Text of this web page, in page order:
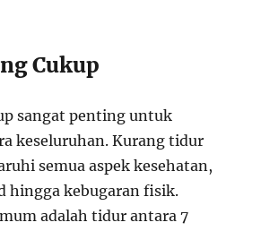
Cukup
sangat penting untuk
keseluruhan. Kurang tidur
semua aspek kesehatan,
hingga kebugaran fisik.
adalah tidur antara 7